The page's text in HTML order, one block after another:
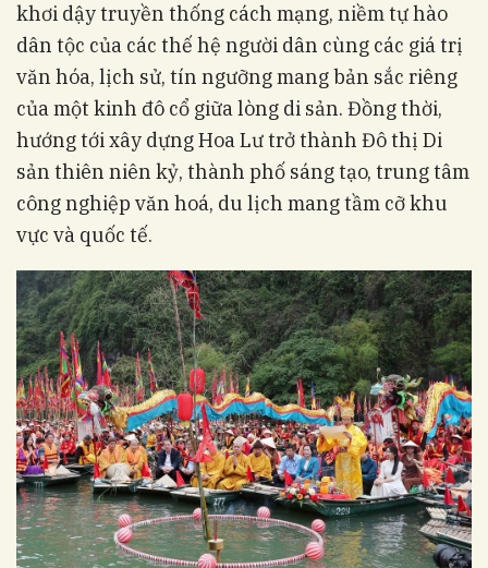
khơi dậy truyền thống cách mạng, niềm tự hào
dân tộc của các thế hệ người dân cùng các giá trị
văn hóa, lịch sử, tín ngưỡng mang bản sắc riêng
của một kinh đô cổ giữa lòng di sản. Đồng thời,
hướng tới xây dựng Hoa Lư trở thành Đô thị Di
sản thiên niên kỷ, thành phố sáng tạo, trung tâm
công nghiệp văn hoá, du lịch mang tầm cỡ khu
vực và quốc tế.